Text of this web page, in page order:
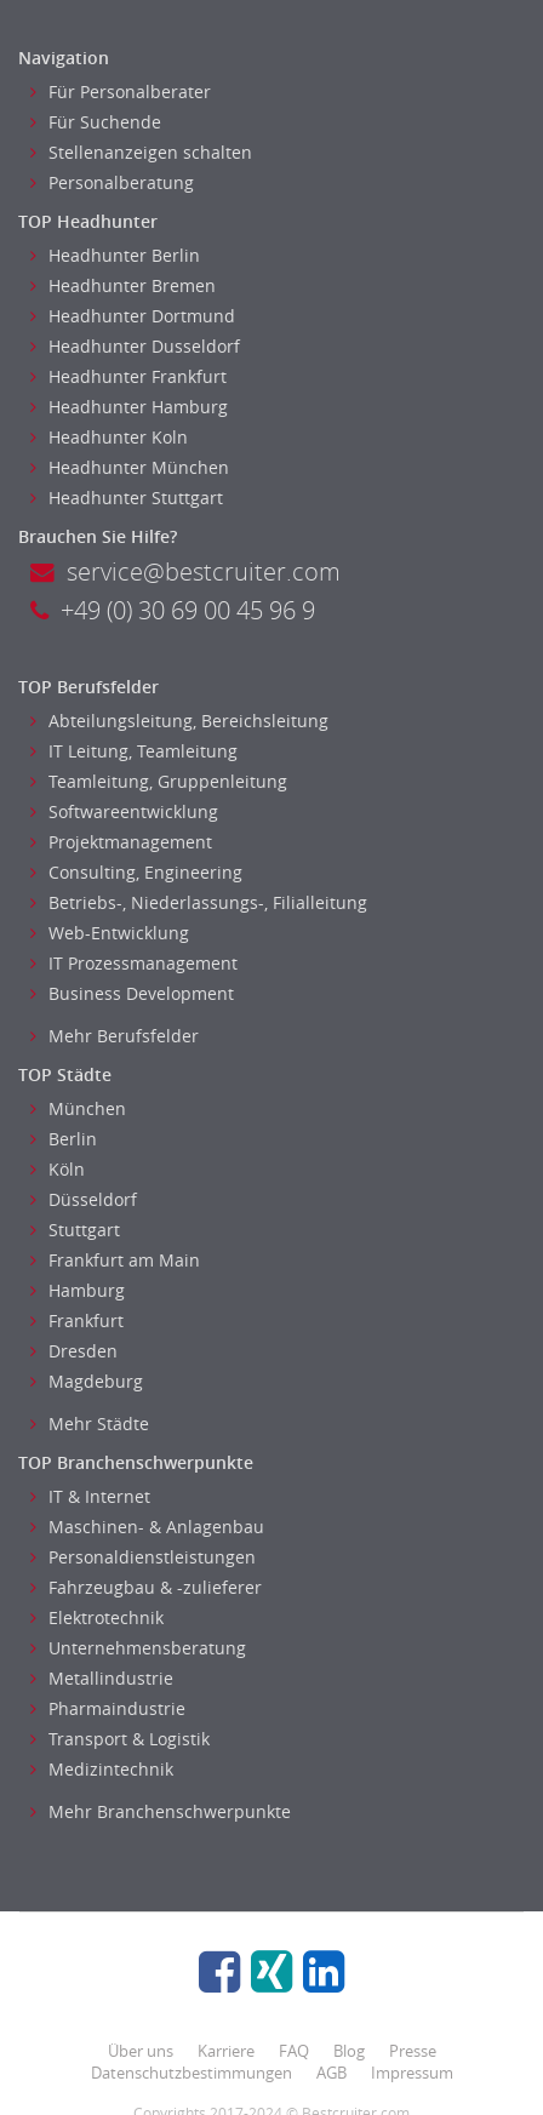
Navigation
Für Personalberater
Für Suchende
Stellenanzeigen schalten
Personalberatung
TOP Headhunter
Headhunter Berlin
Headhunter Bremen
Headhunter Dortmund
Headhunter Dusseldorf
Headhunter Frankfurt
Headhunter Hamburg
Headhunter Koln
Headhunter München
Headhunter Stuttgart
Brauchen Sie Hilfe?
service@bestcruiter.com
+49 (0) 30 69 00 45 96 9
TOP Berufsfelder
Abteilungsleitung, Bereichsleitung
IT Leitung, Teamleitung
Teamleitung, Gruppenleitung
Softwareentwicklung
Projektmanagement
Consulting, Engineering
Betriebs-, Niederlassungs-, Filialleitung
Web-Entwicklung
IT Prozessmanagement
Business Development
Mehr Berufsfelder
TOP Städte
München
Berlin
Köln
Düsseldorf
Stuttgart
Frankfurt am Main
Hamburg
Frankfurt
Dresden
Magdeburg
Mehr Städte
TOP Branchenschwerpunkte
IT & Internet
Maschinen- & Anlagenbau
Personaldienstleistungen
Fahrzeugbau & -zulieferer
Elektrotechnik
Unternehmensberatung
Metallindustrie
Pharmaindustrie
Transport & Logistik
Medizintechnik
Mehr Branchenschwerpunkte
Über uns Karriere FAQ Blog
Presse
Datenschutzbestimmungen
AGB Impressum